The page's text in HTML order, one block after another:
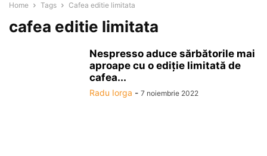
Home Tags Cafea editie limitata
cafea editie limitata
Nespresso aduce sărbătorile mai
aproape cu o ediţie limitată de
cafea...
Radu Iorga - 7 noiembrie 2022